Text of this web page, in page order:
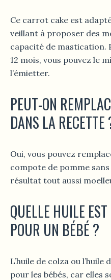
Ce carrot cake est
veillant à proposer des
capacité de mastication.
12 mois, vous pouvez le
l’émietter.
PEUT-ON
DANS LA RECETTE
Oui, vous pouvez
compote de pomme
résultat tout aussi
QUELLE HUILE
POUR UN BÉBÉ ?
L’huile de colza ou l’huile
pour les bébés, car elles